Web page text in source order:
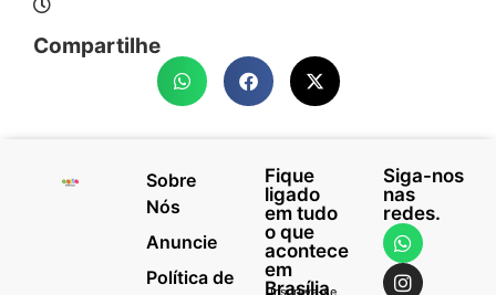
Compartilhe
Sobre
Nós
Anuncie
Política de
Fique
ligado
em tudo
o que
acontece
em
Brasília
Siga-nos
nas
redes.